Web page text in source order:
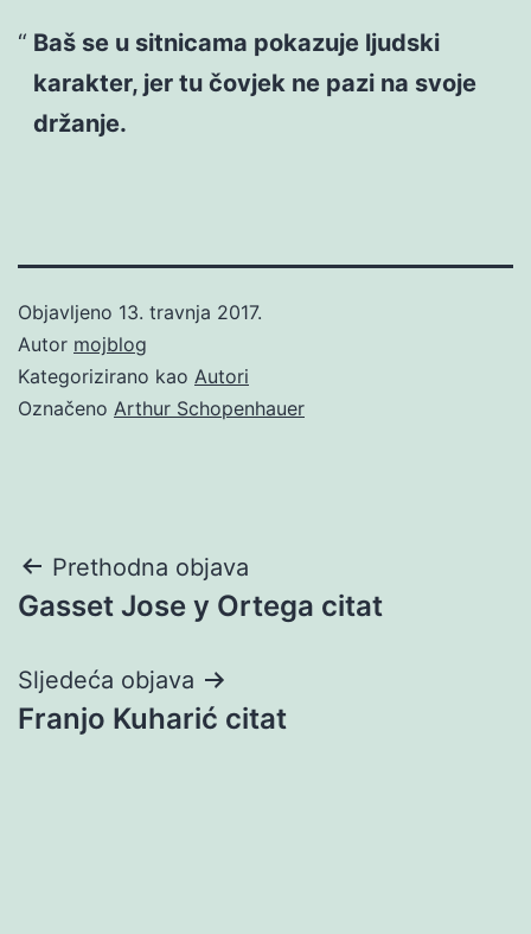
Baš se u sitnicama pokazuje ljudski
karakter, jer tu čovjek ne pazi na svoje
držanje.
Objavljeno 13. travnja 2017.
Autor mojblog
Kategorizirano kao Autori
Označeno Arthur Schopenhauer
Navigacija
objava
Prethodna objava
Gasset Jose y Ortega citat
Sljedeća objava
Franjo Kuharić citat